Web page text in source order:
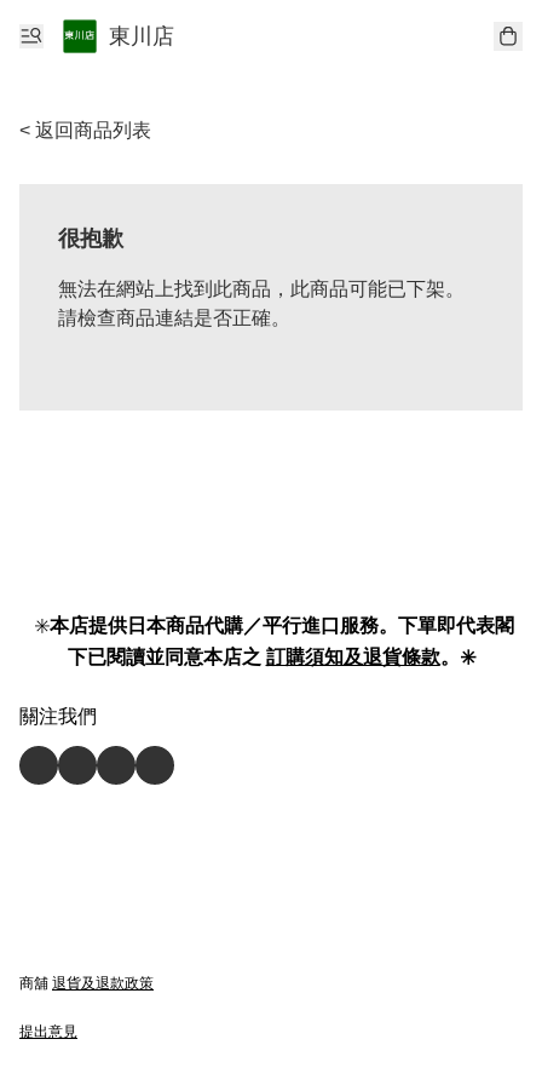
東川店
< 返回商品列表
很抱歉
無法在網站上找到此商品，此商品可能已下架。
請檢查商品連結是否正確。
✳️本店提供日本商品代購／平行進口服務。下單即代表閣
下已閱讀並同意本店之 訂購須知及退貨條款。✳️
關注我們
商舖 退貨及退款政策
提出意見